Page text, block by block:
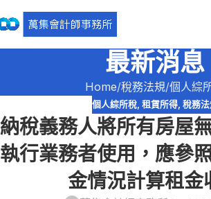
最新消息
Home 稅務法規 個人綜
個人綜所稅, 租賃所得, 稅務法
納稅義務人將所有房屋
執行業務者使用，應參
金情況計算租金